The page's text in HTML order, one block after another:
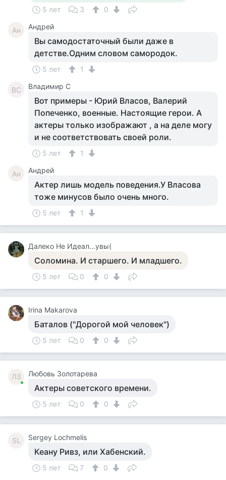
5 лет 3 0
Ан Андрей
Вы самодостаточный были даже в
детстве.Одним словом самородок.
5 лет 1
ВС Владимир С
Вот примеры - Юрий Власов, Валерий
Попеченко, военные. Настоящие герои. А
актеры только изображают , а на деле могу
и не соответствовать своей роли.
5 лет 1
Ан Андрей
Актер лишь модель поведения.У Власова
тоже минусов было очень много.
5 лет 1
Далеко Не Идеал...увы(
Соломина. И старшего. И младшего.
5 лет 0 0
Irina Makarova
Баталов ("Дорогой мой человек")
5 лет 0 0
ЛЗ Любовь Золотарева
Актеры советского времени.
5 лет 0 0
SL Sergey Lochmelis
Кеану Ривз, или Хабенский.
5 лет 7 0